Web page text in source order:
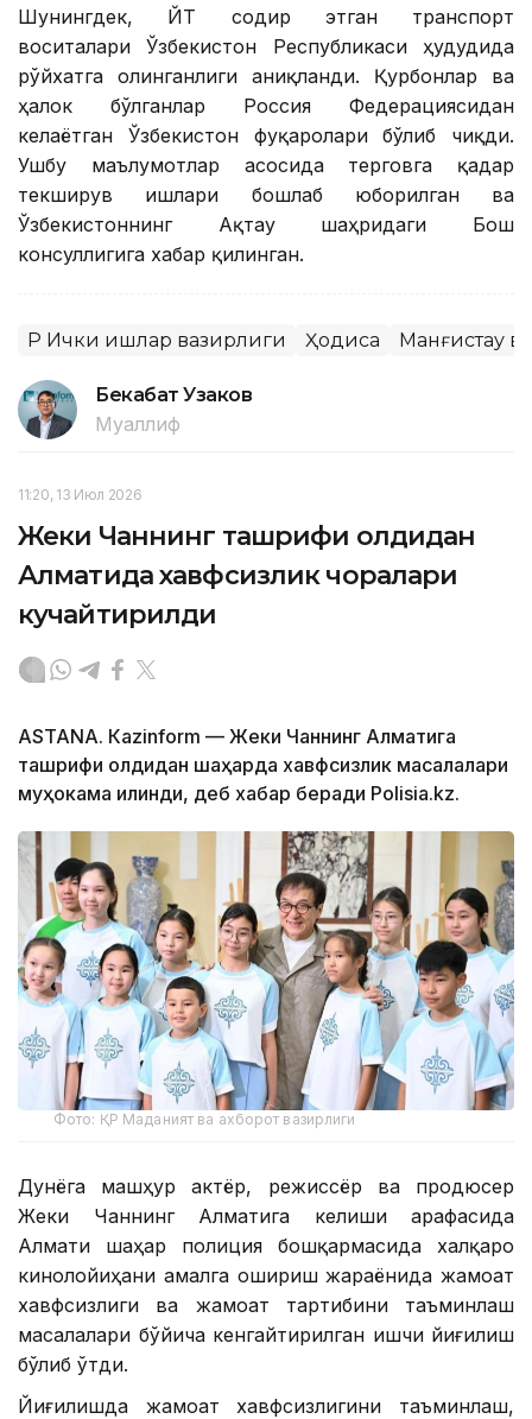
Шунингдек, ЙТҲ содир этган транспорт
воситалари Ўзбекистон Республикаси ҳудудида
рўйхатга олинганлиги аниқланди. Қурбонлар ва
ҳалок бўлганлар Россия Федерациясидан
келаётган Ўзбекистон фуқаролари бўлиб чиқди.
Ушбу маълумотлар асосида терговга қадар
текширув ишлари бошлаб юборилган ва
Ўзбекистоннинг Ақтау шаҳридаги Бош
консуллигига хабар қилинган.
ҚР Ички ишлар вазирлиги Ҳодиса Манғистау
Бекабат Узаков
Муаллиф
11:20, 13 Июл 2026
Жеки Чаннинг ташрифи олдидан
Алматида хавфсизлик чоралари
кучайтирилди
ASTANА. Кazinform — Жеки Чаннинг Алматига
ташрифи олдидан шаҳарда хавфсизлик масалалари
муҳокама қилинди, деб хабар беради Polisia.kz.
Фото: ҚР Маданият ва ахборот вазирлиги
Дунёга машҳур актёр, режиссёр ва продюсер
Жеки Чаннинг Алматига келиши арафасида
Алмати шаҳар полиция бошқармасида халқаро
кинолойиҳани амалга ошириш жараёнида жамоат
хавфсизлиги ва жамоат тартибини таъминлаш
масалалари бўйича кенгайтирилган ишчи йиғилиш
бўлиб ўтди.
Йиғилишда жамоат хавфсизлигини таъминлаш,